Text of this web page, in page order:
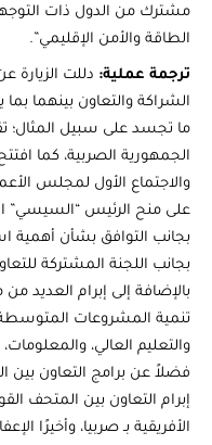
مشترك من الدول ذات
الطاقة والأمن الإقليمي”.
ترجمة عملية:دللت الزيارة
الشراكة والتعاون بينهما
ما تجسد على سبيل المثال؛
الجمهورية الصربية، كما
والاجتماع الأول لمجلس
على منح الرئيس “السيسي”
بجانب التوافق بشأن أهمية
بجانب اللجنة المشتركة
بالإضافة إلى إبرام العديد من
تنمية المشروعات المتوسطة
والتعليم العالي، والمعلومات،
فضلاً عن برامج التعاون بين
إبرام التعاون بين المتحف
الأفريقية بـ صربيا، وأخيرًا